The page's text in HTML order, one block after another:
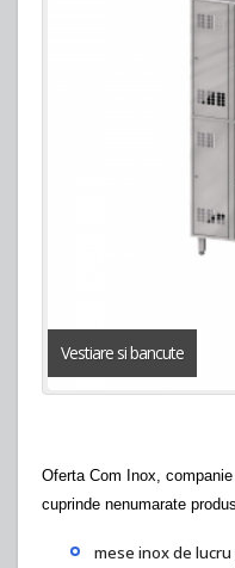
Vestiare si bancute
Oferta Com Inox,
cuprinde nenumarate
mese inox de